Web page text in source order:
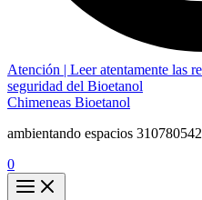
Atención | Leer atentamente las
seguridad del Bioetanol
Chimeneas Bioetanol
ambientando espacios
0